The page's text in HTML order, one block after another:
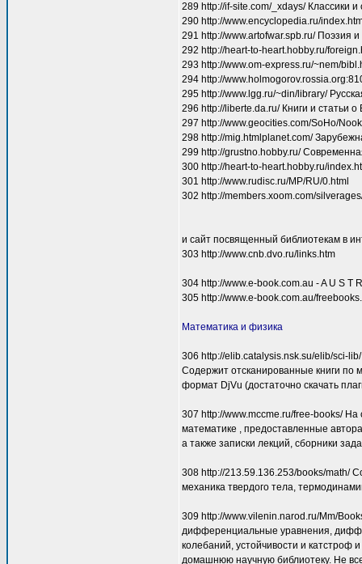
289 http://if-site.com/_xdays/ Классики
290 http://www.encyclopedia.ru/
291 http://www.artofwar.spb.ru/ Поэзия
292 http://heart-to-heart.hobby.ru/
293 http://www.om-express.ru/~nem/
294 http://
295 http://www.lgg.ru/~din/library/
296 http://liberte.da.ru/ Книги и статьи
297 http://www.geocities.com/SoHo/
298 http://mig.htmlplanet.com/
299 http://grustno.hobby.ru/
300 http://heart-to-heart.hobby.ru/
301 http://www.rudisc.ru/MP/RU/0.html
302 http://members.xoom.com/
и сайт посвященный библиотекам в
303 http://www.cnb.dvo.ru/links.htm
304 http://www.e-book.com.au - A U S T
305 http://www.e-book.com.au/
Математика и физика
306 http://elib.catalysis.nsk.su/elib/sci-
Содержит отсканированные книги по
формат DjVu (достаточно скачать
307 http://www.mccme.ru/free-books/
математике , предоставленные
а также записки лекций, сборники
308 http://213.59.136.253/books/math/
механика твердого тела,
309 http://www.vilenin.narod.ru/Mm/
дифференциальные уравнения,
колебаний, устойчивости и катстроф
домашнюю научную библиотеку. Не